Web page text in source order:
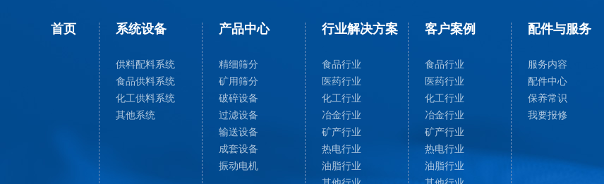
首页 系统设备
供料配料系统
食品供料系统
化工供料系统
其他系统
产品中心
精细筛分
矿用筛分
破碎设备
过滤设备
输送设备
成套设备
振动电机
行业解决方案
食品行业
医药行业
化工行业
冶金行业
矿产行业
热电行业
油脂行业
客户案例
食品行业
医药行业
化工行业
冶金行业
矿产行业
热电行业
油脂行业
配件与服务
服务内容
配件中心
保养常识
我要报修